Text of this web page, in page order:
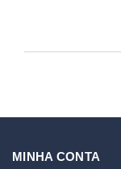
MINHA CONTA